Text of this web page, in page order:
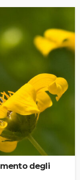
degli